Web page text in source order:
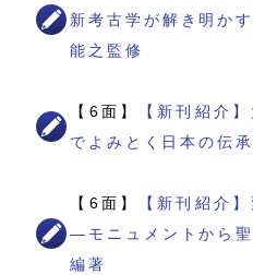
新考古学が解き明か
能之監修
【6面】
【新刊紹介
でよみとく日本の伝
【6面】
【新刊紹介
―モニュメントから
編著